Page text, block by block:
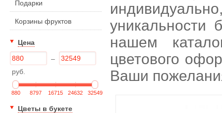
Подарки
Корзины фруктов
Цена
–
руб.
880 8797 16715 24632 32549
Цветы в букете
уникальности
нашем
цветового
Ваши